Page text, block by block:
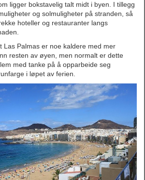
ligger bokstavelig talt midt i byen. I tillegg
og solmuligheter på stranden, så
hoteller og restauranter langs
Las Palmas er noe kaldere med mer
resten av øyen, men normalt er dette
med tanke på å opparbeide seg
i løpet av ferien.